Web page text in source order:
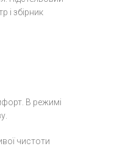
і збірник
В режимі
​​чистоти